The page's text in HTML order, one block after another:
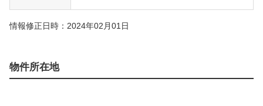
情報修正日時：2024年02月01日
物件所在地